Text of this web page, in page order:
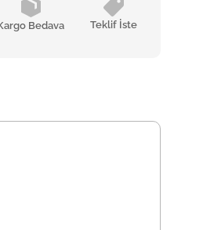
Bedava Teklif İste